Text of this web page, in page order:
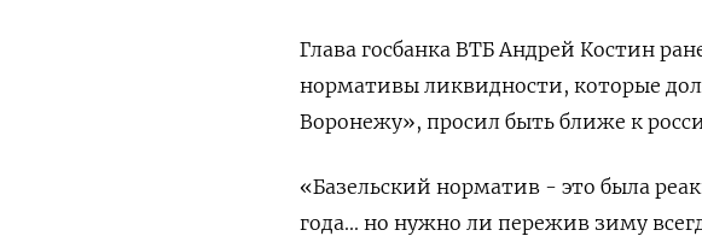
Глава госбанка ВТБ Андрей Костин
нормативы ликвидности, которые
Воронежу», просил быть ближе к
«Базельский норматив - это была
года... но нужно ли пережив зиму